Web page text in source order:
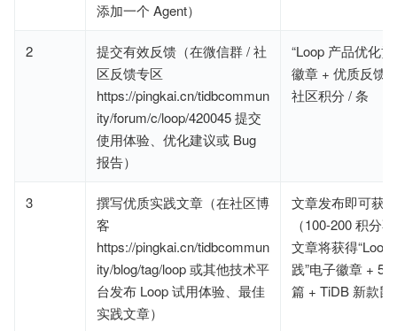
添加一个 Agent）
2
提交有效反馈（在微信群 / 社
区反馈专区
https://pingkai.cn/tidbcommun
ity/forum/c/loop/420045 提交
使用体验、优化建议或 Bug
报告）
“Loop 产品优化
徽章 + 优质反馈
社区积分 / 条
3
撰写优质实践文章（在社区博
客
https://pingkai.cn/tidbcommun
ity/blog/tag/loop 或其他技术平
台发布 Loop 试用体验、最佳
实践文章）
文章发布即可获
（100-200 积分
文章将获得“Loop
践”电子徽章 +
篇 + TiDB 新款鼠